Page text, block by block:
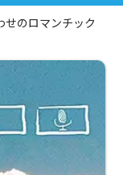
せのロマンチック